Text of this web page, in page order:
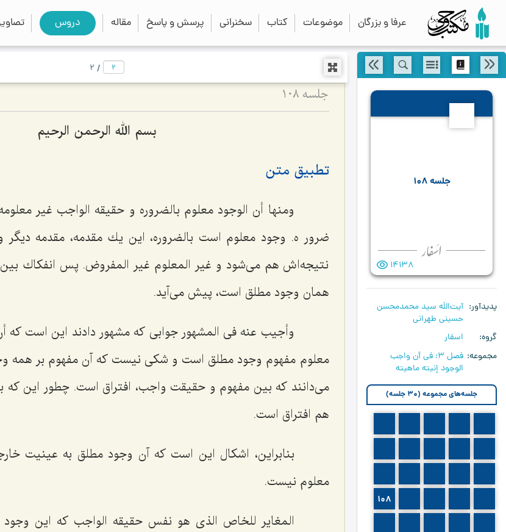
عرفا و بزرگان موضوعات کتاب سخنرانی پرسش و پاسخ مقاله دروس search
close
جلسه ۱۰۸
14138
پدیدآور
آیت‌اللَه سید محمدمحسن
حسینی طهرانی
گروه
اسفار
مجموعه
فصل 3: في أن واجب
الوجود إنيته ماهيته
جلسه‌های مجموعه (30 جلسه)
108
/
2
جلسه ۱۰۸
بسم الله الرحمن الرحیم
تطبیق متن
ومنها أن الوجود معلوم بالضروره و حقیقه الواجب غیر
ضرور ه‌. وجود معلوم است بالضروره، این یك مقدمه، مقدمه دیگر
نتیجه‌اش هم مى‌شود و غیر المعلوم غیر المفروض. پس انفكاك
همان وجود مطلق است، پیش مى‌آید.
وأجیب عنه فى المشهورجوابى كه مشهور دادند این است كه
معلوم مفهوم وجود مطلق است و شكى نیست كه آن مفهوم بر همه
مى‌دانند كه بین مفهوم و حقیقت واجب، افتراق است. چطور این
هم افتراق است.
بنابراین، اشكال این است كه آن وجود مطلق به عینیت
معلوم نیست.
المغایر للخاص الذى هو نفس حقیقه الواجب كه این